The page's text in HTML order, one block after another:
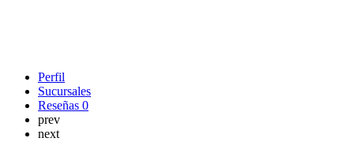
Perfil
Sucursales
Reseñas 0
prev
next